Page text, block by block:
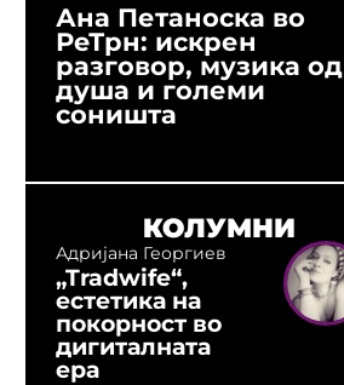
Ана Петаноска во
РеТрн: искрен
разговор, музика од
душа и големи
соништа
КОЛУМНИ
Адријана Георгиев
„Tradwife“,
естетика на
покорност во
дигиталната
ера